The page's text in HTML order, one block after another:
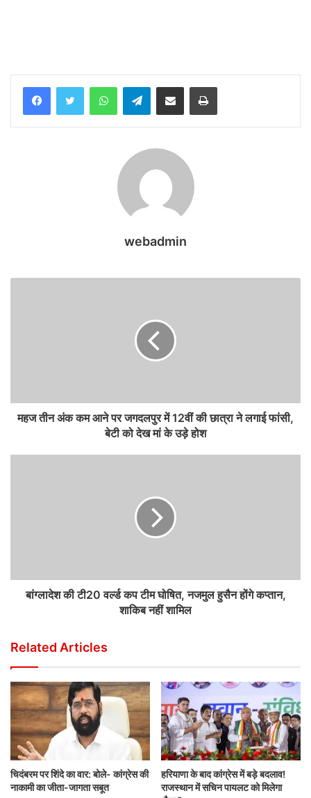
WhatsAppTelegramShare via Email Print
webadmin
महज तीन अंक कम आने पर जगदलपुर में 12वीं की छात्रा ने लगाई फांसी,
बेटी को देख मां के उड़े होश
बांग्लादेश की टी20 वर्ल्ड कप टीम घोषित, नजमुल हुसैन होंगे कप्तान,
शाकिब नहीं शामिल
Related Articles
चिदंबरम पर शिंदे का वार: बोले- कांग्रेस की
नाकामी का जीता-जागता सबूत
हरियाणा के बाद कांग्रेस में बड़े बदलाव!
राजस्थान में सचिन पायलट को मिलेगा